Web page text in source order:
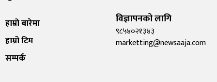
हाम्रो बारेमा
हाम्रो टिम
सम्पर्क
विज्ञापनको लागि
९८५४०२१३४३
marketting@newsaaja.com